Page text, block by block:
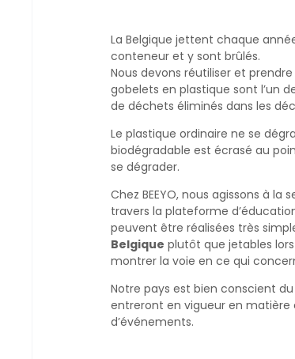
La Belgique jettent chaque
conteneur et y sont brûlés.
Nous devons réutiliser et
gobelets en plastique sont l’un
de déchets éliminés dans les
Le plastique ordinaire ne se
biodégradable est écrasé au
se dégrader.
Chez BEEYO, nous agissons à
travers la plateforme
peuvent être réalisées très
Belgique plutôt que jetables
montrer la voie en ce qui
Notre pays est bien conscient
entreront en vigueur en matière
d’événements.